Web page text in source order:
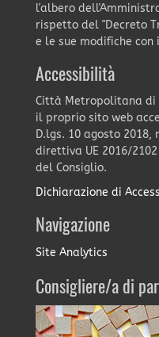
l'albero
rispetto del "Decreto
e le sue modifiche con
Accessibilità
Città Metropolitana di
il proprio sito web
D.lgs. 10 agosto
direttiva UE 2016/
del Consiglio.
Dichiarazione di
Navigazione
Site Analytics
Consigliere/a di